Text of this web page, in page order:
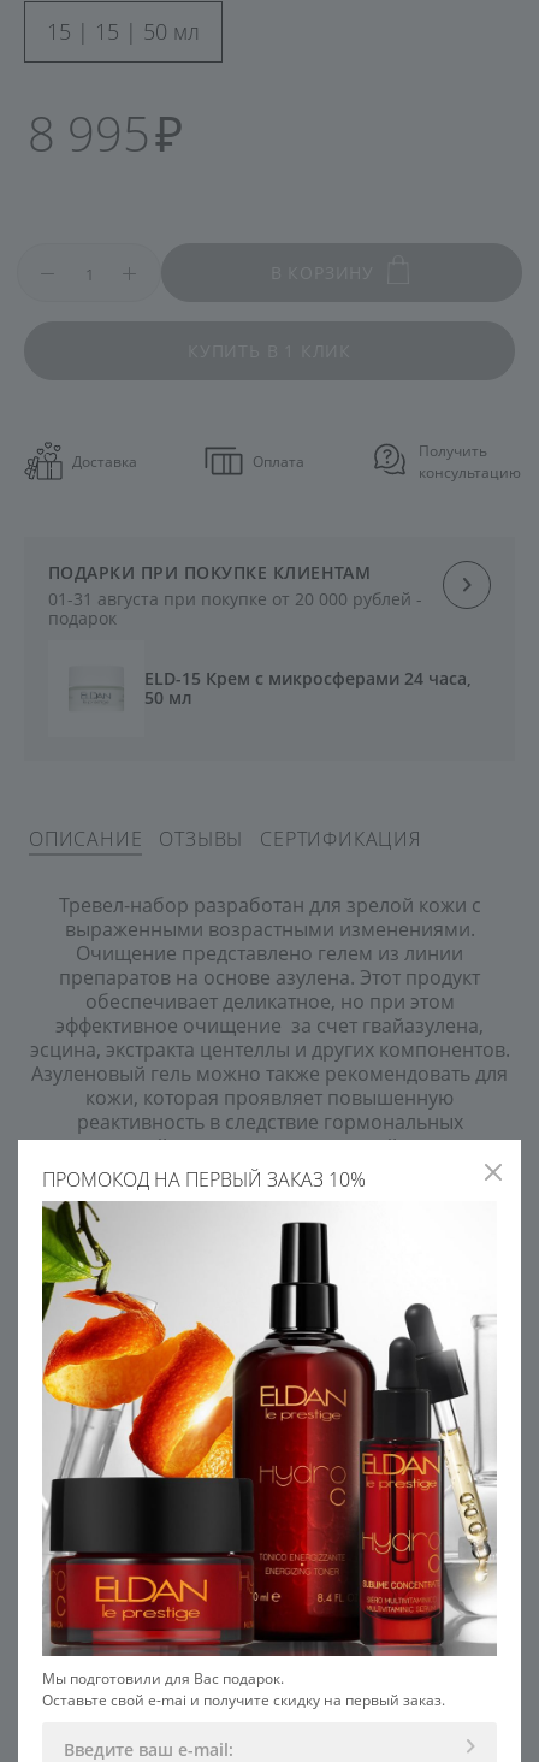
15 | 15 | 50 мл
8 995
Доставка Оплата
Получить
консультацию
ПОДАРКИ ПРИ ПОКУПКЕ КЛИЕНТАМ
01-31 августа при покупке от 20 000 рублей -
подарок
ELD-15 Крем с микросферами 24 часа,
50 мл
ОПИСАНИЕ ОТЗЫВЫ СЕРТИФИКАЦИЯ
Тревел-набор разработан для зрелой кожи с
выраженными возрастными изменениями.
Очищение представлено гелем из линии
препаратов на основе азулена. Этот продукт
обеспечивает деликатное, но при этом
эффективное очищение за счет гвайазулена,
эсцина, экстракта центеллы и других компонентов.
Азуленовый гель можно также рекомендовать для
кожи, которая проявляет повышенную
реактивность в следствие гормональных
изменений в перименопаузальный период.
Сыворотка и крем содержат уникальную
комбинацию пептидов с выраженным
стимулирующим, обновляющим и
противовоспалительным действием. Регулярное
использование этих продуктов позволяет
существенно замедлить процессы старения на
клеточном уровне и получить подтянутую,
плотную, красивую кожу.
В составе набора:
1. Азуленовый очищающий гель, 50 мл
2. Пептидная сыворотка 50+, 15 мл
3. Пептидный крем 50+, 15 мл
РЕКОМЕНДУЕМ С ЭТИМ
ПРОДУКТОМ
ПРОМОКОД НА ПЕРВЫЙ ЗАКАЗ 10%
Мы подготовили для Вас подарок.
Оставьте свой e-mai и получите скидку на первый заказ.